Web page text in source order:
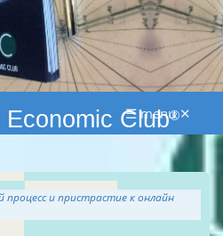
Club®
☰ menu ✕
и пристрастие к онлайн